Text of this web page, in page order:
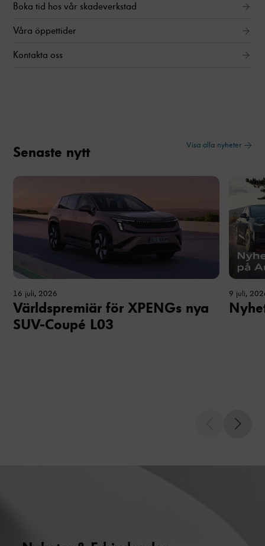
Boka tid hos vår skadeverkstad
Våra öppettider
Kontakta oss
Senaste nytt Visa alla nyheter →
16 juli, 2026
Världspremiär för XPENGs nya
SUV-Coupé L03
9 juli,